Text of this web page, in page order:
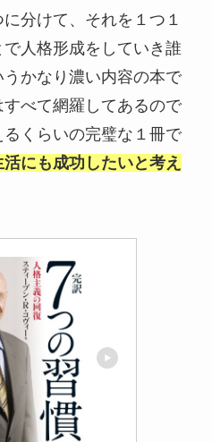
分けて、それを１つ１
人格形成をしていき誰
かなり濃い内容の本で
べて網羅してあるので
くらいの完璧な１冊で
にも成功したいと考え